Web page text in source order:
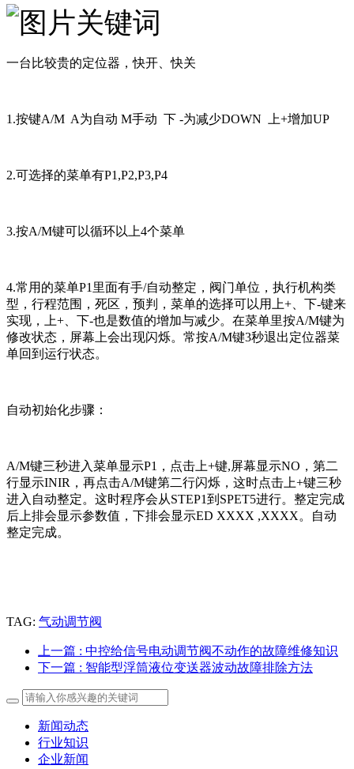
一台比较贵的定位器，快开、快关
1.按键A/M A为自动 M手动 下 -为减少DOWN 上+增加UP
2.可选择的菜单有P1,P2,P3,P4
3.按A/M键可以循环以上4个菜单
4.常用的菜单P1里面有手/自动整定，阀门单位，执行机构类
型，行程范围，死区，预判，菜单的选择可以用上+、下-键来
实现，上+、下-也是数值的增加与减少。在菜单里按A/M键为
修改状态，屏幕上会出现闪烁。常按A/M键3秒退出定位器菜
单回到运行状态。
自动初始化步骤：
A/M键三秒进入菜单显示P1，点击上+键,屏幕显示NO，第二
行显示INIR，再点击A/M键第二行闪烁，这时点击上+键三秒
进入自动整定。这时程序会从STEP1到SPET5进行。整定完成
后上排会显示参数值，下排会显示ED XXXX ,XXXX。自动
整定完成。
TAG: 气动调节阀
上一篇 : 中控给信号电动调节阀不动作的故障维修知识
下一篇 : 智能型浮筒液位变送器波动故障排除方法
新闻动态
行业知识
企业新闻